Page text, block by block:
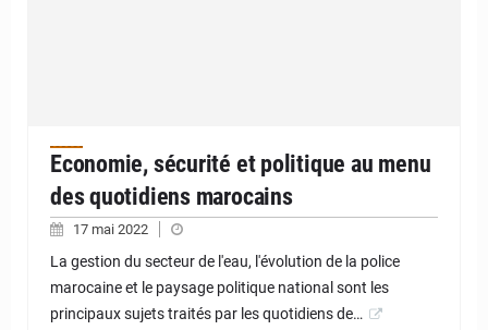
Economie, sécurité et politique au menu
des quotidiens marocains
17 mai 2022
La gestion du secteur de l'eau, l'évolution de la police
marocaine et le paysage politique national sont les
principaux sujets traités par les quotidiens de…